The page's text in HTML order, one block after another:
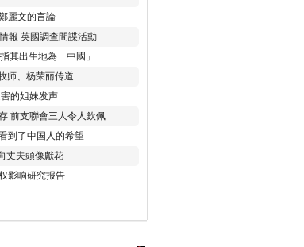
麗文的言論
報 英國調查間諜活動
出生地為「中國」
师、杨荣丽传道
的姐妹发声
前支聯會三人令人欽佩
到了中国人的希望
丈夫頭像獻花
影响研究报告